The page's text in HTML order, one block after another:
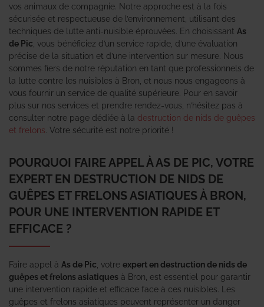
vos animaux de compagnie. Notre approche est à la fois
sécurisée et respectueuse de l’environnement, utilisant des
techniques de lutte anti-nuisible éprouvées. En choisissant As
de Pic , vous bénéficiez d’un service rapide, d’une évaluation
précise de la situation et d’une intervention sur mesure. Nous
sommes fiers de notre réputation en tant que professionnels de
la lutte contre les nuisibles à Bron, et nous nous engageons à
vous fournir un service de qualité supérieure. Pour en savoir
plus sur nos services et prendre rendez-vous, n’hésitez pas à
consulter notre page dédiée à la destruction de nids de guêpes
et frelons . Votre sécurité est notre priorité !
POURQUOI FAIRE APPEL À AS DE PIC, VOTRE
EXPERT EN DESTRUCTION DE NIDS DE
GUÊPES ET FRELONS ASIATIQUES À BRON,
POUR UNE INTERVENTION RAPIDE ET
EFFICACE ?
Faire appel à As de Pic , votre expert en destruction de nids de
guêpes et frelons asiatiques à Bron, est essentiel pour garantir
une intervention rapide et efficace face à ces nuisibles. Les
guêpes et frelons asiatiques peuvent représenter un danger